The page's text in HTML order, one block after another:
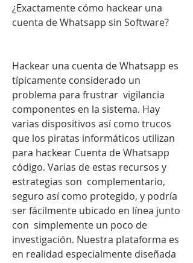
¿Exactamente cómo hackear una
cuenta de Whatsapp sin Software?
Hackear una cuenta de Whatsapp es
típicamente considerado un
problema para frustrar  vigilancia
componentes en la sistema. Hay
varias dispositivos así como trucos
que los piratas informáticos utilizan
para hackear Cuenta de Whatsapp
código. Varias de estas recursos y
estrategias son  complementario,
seguro así como protegido, y podría
ser fácilmente ubicado en línea junto
con  simplemente un poco de
investigación. Nuestra plataforma es
en realidad especialmente diseñada